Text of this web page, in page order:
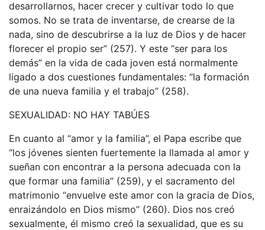
desarrollarnos, hacer crecer y cultivar todo lo que
somos. No se trata de inventarse, de crearse de la
nada, sino de descubrirse a la luz de Dios y de hacer
florecer el propio ser” (257). Y este “ser para los
demás” en la vida de cada joven está normalmente
ligado a dos cuestiones fundamentales: “la formación
de una nueva familia y el trabajo” (258).
SEXUALIDAD: NO HAY TABÚES
En cuanto al “amor y la familia”, el Papa escribe que
“los jóvenes sienten fuertemente la llamada al amor y
sueñan con encontrar a la persona adecuada con la
que formar una familia” (259), y el sacramento del
matrimonio “envuelve este amor con la gracia de Dios,
enraizándolo en Dios mismo” (260). Dios nos creó
sexualmente, él mismo creó la sexualidad, que es su